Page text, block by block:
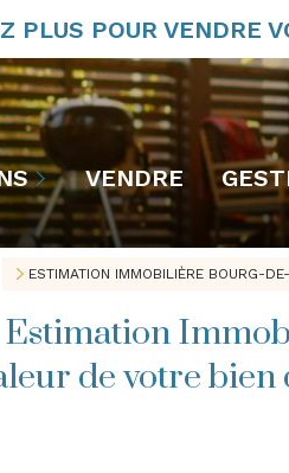
PLUS POUR VENDRE
VENDRE
ESTIMATION IMMOBILIÈRE BOURG-
Estimation
de votre